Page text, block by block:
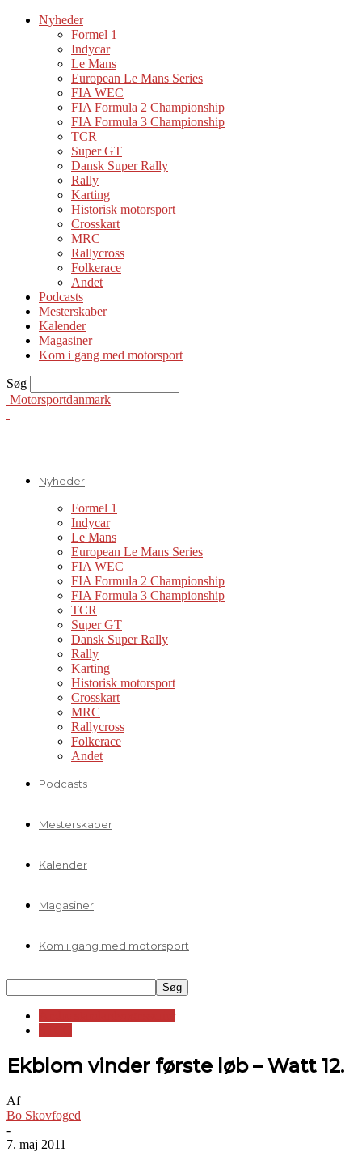
Nyheder
Formel 1
Indycar
Le Mans
European Le Mans Series
FIA WEC
FIA Formula 2 Championship
FIA Formula 3 Championship
TCR
Super GT
Dansk Super Rally
Rally
Karting
Historisk motorsport
Crosskart
MRC
Rallycross
Folkerace
Andet
Podcasts
Mesterskaber
Kalender
Magasiner
Kom i gang med motorsport
Søg
Motorsportdanmark
Nyheder
Formel 1
Indycar
Le Mans
European Le Mans Series
FIA WEC
FIA Formula 2 Championship
FIA Formula 3 Championship
TCR
Super GT
Dansk Super Rally
Rally
Karting
Historisk motorsport
Crosskart
MRC
Rallycross
Folkerace
Andet
Podcasts
Mesterskaber
Kalender
Magasiner
Kom i gang med motorsport
Ekblom vinder første løb – Watt 12.
Af
Bo Skovfoged
-
7. maj 2011